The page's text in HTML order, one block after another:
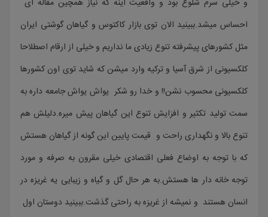
و خیلی سرم شلوغ بود و واقعیت اینه که نیاز همچین مقاله ای
احساس میشد.ببینید الان توی بازار کاکتوس و گیاهان گوشتی ایران
مثل کشورهای پیشرفته تنوع زیادی ما نداریم و خیلی از ارقام اصطلاحا
کلکسیونی از شرق آسیا و ترکیه وارد میشن که شاید توی اون کشورها
کلکسیونی محسوب نشن!! و خدا رو شکر یواش یواش جامعه داره به
سمت تولید تکثیر و افزایش تنوع این گیاهان پیش میره.دلیلش هم
تنوع بالا و نگهداری راحت و قیمت پایین این گونه از گیاهان هستش
که با توجه به اوضاع فعلی اقتصادی خیلی مقرون به صرفه و مورد
توجه خانه دار ها هستش.به هر حال گل و گیاه و زیبایی یه غریزه در
انسان هستند و نمیشه از غریزه به راحتی گذشت.ببینید دوستان اول